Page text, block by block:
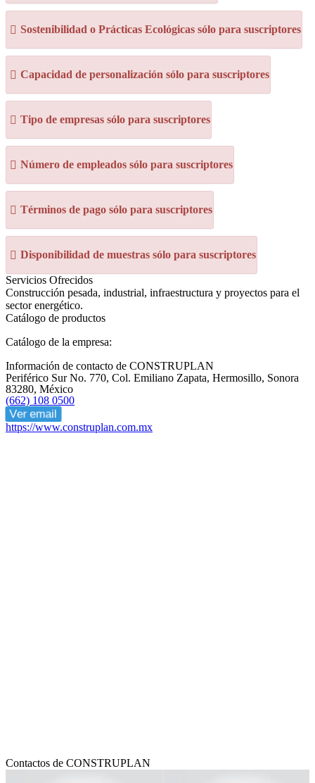
Sostenibilidad o Prácticas Ecológicas sólo para suscriptores
Capacidad de personalización sólo para suscriptores
Tipo de empresas sólo para suscriptores
Número de empleados sólo para suscriptores
Términos de pago sólo para suscriptores
Disponibilidad de muestras sólo para suscriptores
Servicios Ofrecidos
Construcción pesada, industrial, infraestructura y proyectos para el
sector energético.
Catálogo de productos
Catálogo de la empresa:
Información de contacto de CONSTRUPLAN
Periférico Sur No. 770, Col. Emiliano Zapata, Hermosillo, Sonora
83280, México
(662) 108 0500
Ver email
https://www.construplan.com.mx
Contactos de CONSTRUPLAN